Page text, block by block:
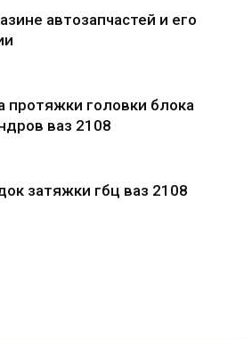
автозапчастей и его
протяжки головки блока
ваз 2108
затяжки гбц ваз 2108